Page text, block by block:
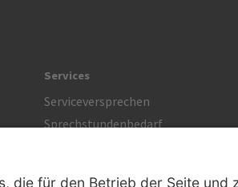
Services
Serviceversprechen
Sprechstundenbedarf